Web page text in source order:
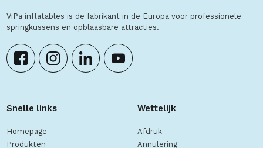
ViPa inflatables is de fabrikant in de Europa voor professionele
springkussens en opblaasbare attracties.
Snelle links
Homepage
Produkten
Wettelijk
Afdruk
Annulering